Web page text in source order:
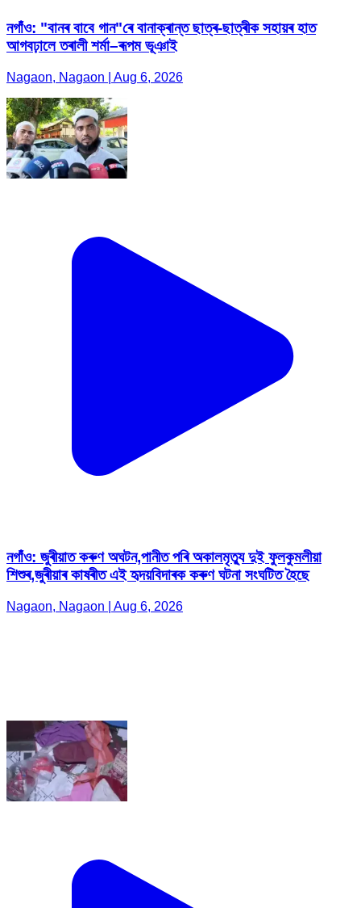
নগাঁও: "বানৰ বাবে গান"ৰে বানাক্ৰান্ত ছাত্ৰ-ছাত্ৰীক সহায়ৰ হাত
আগবঢ়ালে তৰালী শৰ্মা–ৰূপম ভূঞাই
Nagaon, Nagaon | Aug 6, 2026
নগাঁও: জুৰীয়াত কৰুণ অঘটন,পানীত পৰি অকালমৃত্যু দুই ফুলকুমলীয়া
শিশুৰ,জুৰীয়াৰ কাষৰীত এই হৃদয়বিদাৰক কৰুণ ঘটনা সংঘটিত হৈছে
Nagaon, Nagaon | Aug 6, 2026